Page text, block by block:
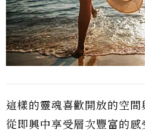
這樣的靈魂喜歡開放的空
從即興中享受層次豐富的